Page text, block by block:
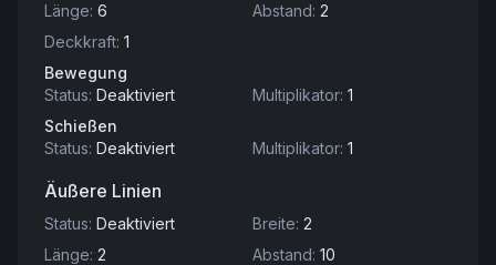
Länge: 6 Abstand: 2
Deckkraft: 1
Bewegung
Status: Deaktiviert Multiplikator: 1
Schießen
Status: Deaktiviert Multiplikator: 1
Äußere Linien
Status: Deaktiviert Breite: 2
Länge: 2 Abstand: 10